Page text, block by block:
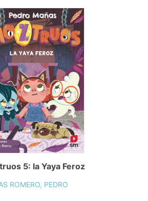
5: la Yaya Feroz
ROMERO, PEDRO